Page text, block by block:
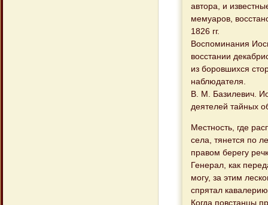
автора, и
мемуаров,
1826 гг.
Воспоминания
восстании
из боровшихся
наблюдателя.
В. М. Базилевич.
деятелей тайных
Местность, где
села, тянется по
правом берегу
Генерал, как
могу, за этим
спрятал
Когда повстанцы